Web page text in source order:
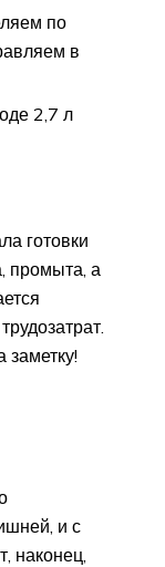
по
в
2,7 л
готовки
промыта, а
и с
наконец,